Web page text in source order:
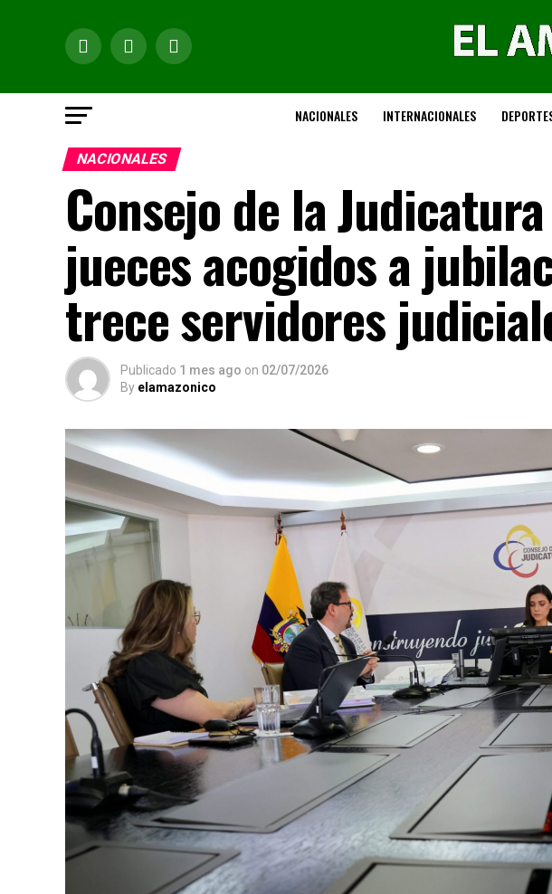
NACIONALES INTERNACIONALES
NACIONALES
Consejo de la
jueces acogidos a
trece servidores
Publicado 1 mes ago on 02/07/2026
By elamazonico